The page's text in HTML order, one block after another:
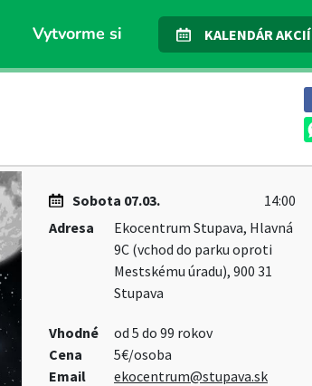
Vytvorme si KALENDÁR AKCIÍ
Sobota 07.03.
14:00
Adresa
Ekocentrum Stupava, Hlavná
9C (vchod do parku oproti
Mestskému úradu), 900 31
Stupava
Vhodné
od 5 do 99 rokov
Cena
5€/osoba
Email
ekocentrum@stupava.sk